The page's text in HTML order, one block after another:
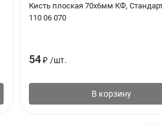
Кисть плоская 70х6мм КФ,
110 06 070
54 ₽ /шт.
В корзину